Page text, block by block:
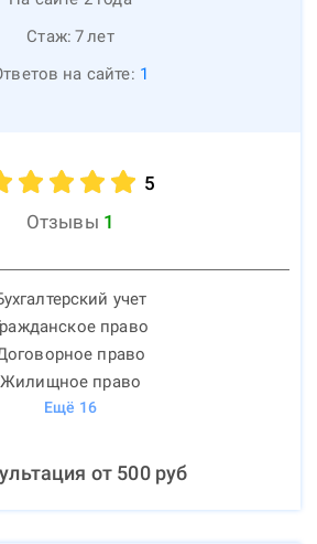
Стаж: 7лет
на сайте: 1
5
Отзывы 1
учет
право
право
Жилищное право
Ещё 16
от 500руб